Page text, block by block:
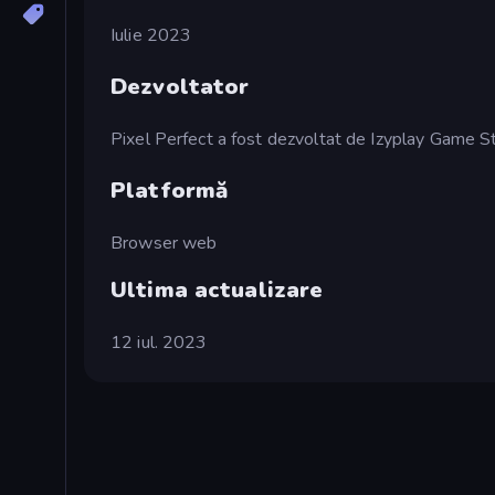
Iulie 2023
Dezvoltator
Pixel Perfect a fost dezvoltat de Izyplay Game
Platformă
Browser web
Ultima actualizare
12 iul. 2023